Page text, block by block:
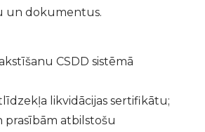
un dokumentus.
CSDD sistēmā
likvidācijas sertifikātu;
prasībām atbilstošu